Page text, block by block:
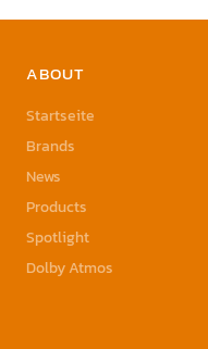
ABOUT
Startseite
Brands
News
Products
Spotlight
Dolby Atmos